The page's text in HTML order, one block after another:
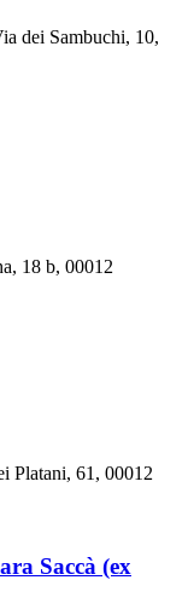
dei Sambuchi, 10,
18 b, 00012
Platani, 61, 00012
Saccà (ex